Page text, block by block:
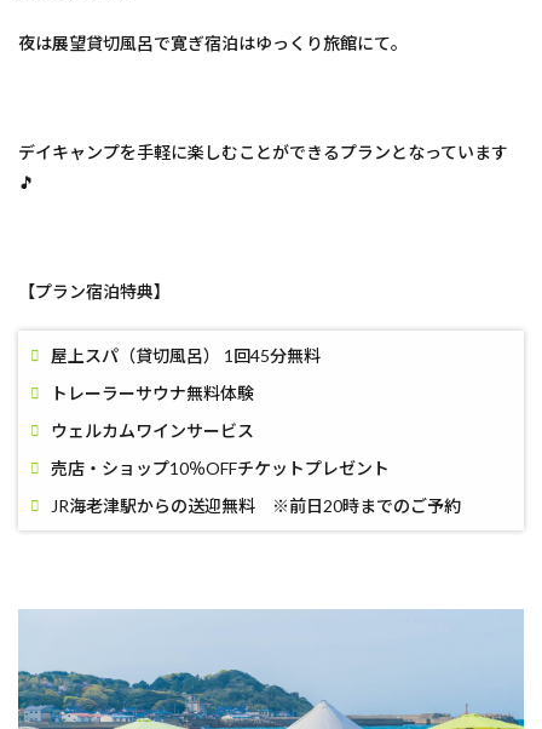
夜は展望貸切風呂で寛ぎ宿泊はゆっくり旅館にて。
デイキャンプを手軽に楽しむことができるプランとなっています
🎵
【プラン宿泊特典】
屋上スパ（貸切風呂） 1回45分無料
トレーラーサウナ無料体験
ウェルカムワインサービス
売店・ショップ10％OFFチケットプレゼント
JR海老津駅からの送迎無料 ※前日20時までのご予約